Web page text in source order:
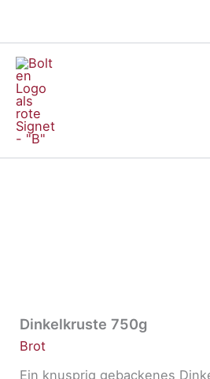
Dinkelkruste 750g
Brot
Ein knusprig gebackenes